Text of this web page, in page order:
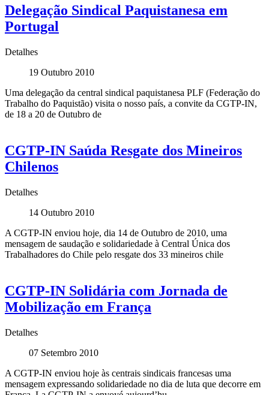
Delegação Sindical Paquistanesa em
Portugal
Detalhes
19 Outubro 2010
Uma delegação da central sindical paquistanesa PLF (Federação do
Trabalho do Paquistão) visita o nosso país, a convite da CGTP-IN,
de 18 a 20 de Outubro de
CGTP-IN Saúda Resgate dos Mineiros
Chilenos
Detalhes
14 Outubro 2010
A CGTP-IN enviou hoje, dia 14 de Outubro de 2010, uma
mensagem de saudação e solidariedade à Central Única dos
Trabalhadores do Chile pelo resgate dos 33 mineiros chile
CGTP-IN Solidária com Jornada de
Mobilização em França
Detalhes
07 Setembro 2010
A CGTP-IN enviou hoje às centrais sindicais francesas uma
mensagem expressando solidariedade no dia de luta que decorre em